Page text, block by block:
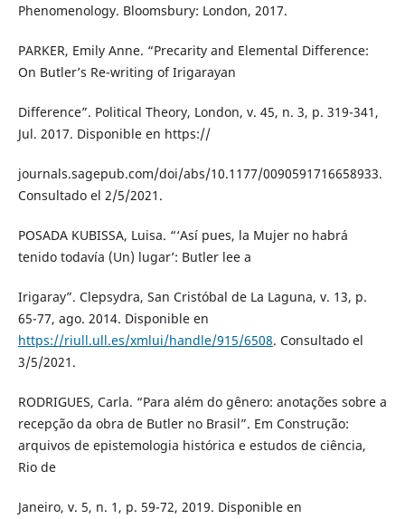
Phenomenology. Bloomsbury: London, 2017.
PARKER, Emily Anne. “Precarity and Elemental Difference:
On Butler’s Re-writing of Irigarayan
Difference”. Political Theory, London, v. 45, n. 3, p. 319-341,
Jul. 2017. Disponible en https://
journals.sagepub.com/doi/abs/10.1177/0090591716658933.
Consultado el 2/5/2021.
POSADA KUBISSA, Luisa. “‘Así pues, la Mujer no habrá
tenido todavía (Un) lugar’: Butler lee a
Irigaray”. Clepsydra, San Cristóbal de La Laguna, v. 13, p.
65-77, ago. 2014. Disponible en
https://riull.ull.es/xmlui/handle/915/6508. Consultado el
3/5/2021.
RODRIGUES, Carla. “Para além do gênero: anotações sobre a
recepção da obra de Butler no Brasil”. Em Construção:
arquivos de epistemologia histórica e estudos de ciência,
Rio de
Janeiro, v. 5, n. 1, p. 59-72, 2019. Disponible en